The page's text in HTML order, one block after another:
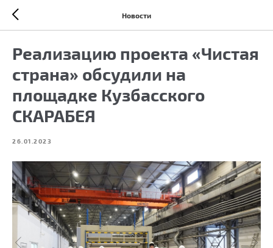
Новости
Реализацию проекта «Чистая
страна» обсудили на
площадке Кузбасского
СКАРАБЕЯ
26.01.2023